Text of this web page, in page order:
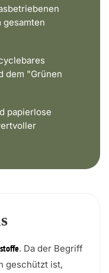
gesamten
dem "Grünen
papierlose
. Da der Begriff
geschützt ist,